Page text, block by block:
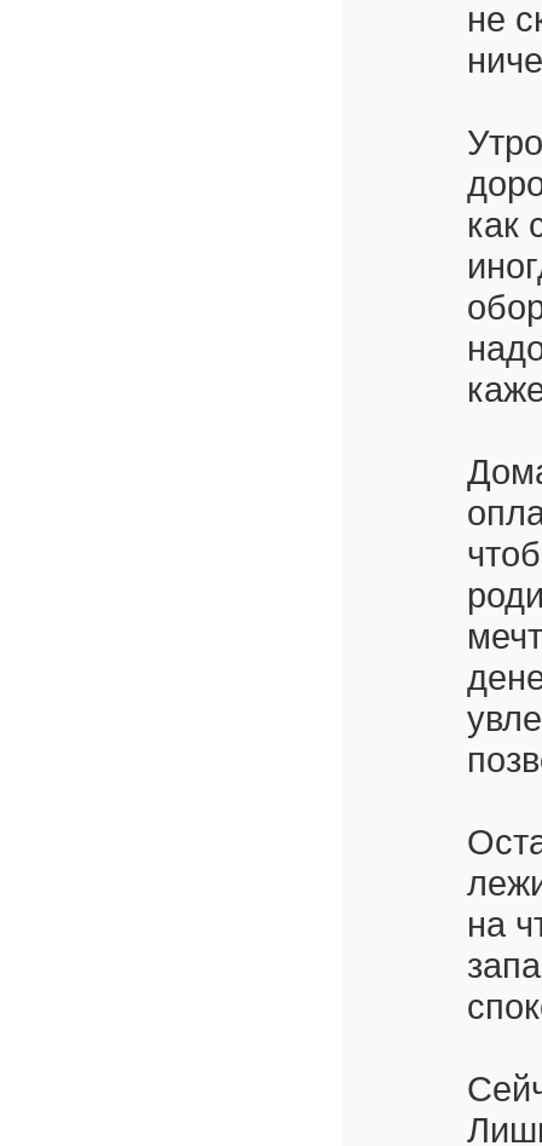
не
как
на